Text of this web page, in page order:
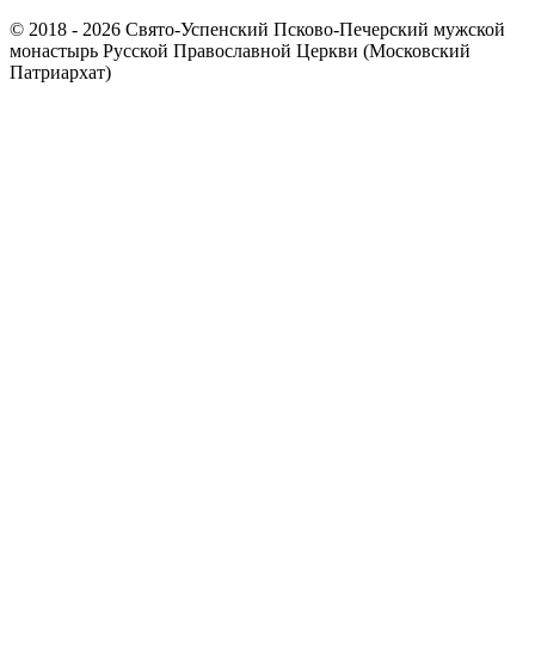
© 2018 - 2026 Свято-Успенский Псково-Печерский мужской
монастырь Русской Православной Церкви (Московский
Патриархат)